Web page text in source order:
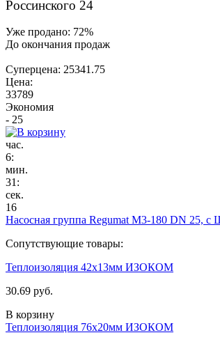
Россинского 24
Уже продано: 72%
До окончания продаж
Суперцена: 25341.75
Цена:
33789
Экономия
- 25
час.
6:
мин.
31 :
сек.
16
Насосная группа Regumat M3-180 DN 25, c
Сопутствующие товары:
Теплоизоляция 42х13мм ИЗОКОМ
30.69 руб.
В корзину
Теплоизоляция 76х20мм ИЗОКОМ